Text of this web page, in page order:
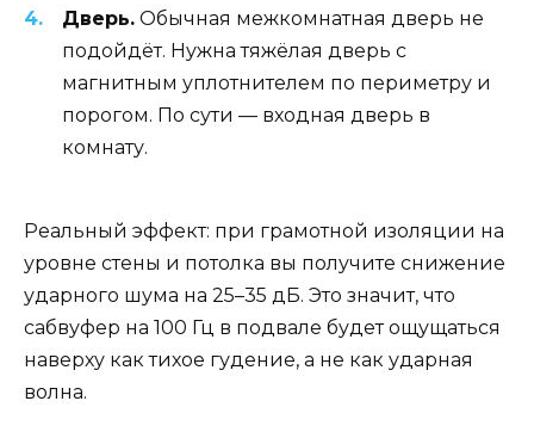
Дверь. Обычная межкомнатная дверь не
подойдёт. Нужна тяжёлая дверь с
магнитным уплотнителем по периметру и
порогом. По сути — входная дверь в
комнату.
Реальный эффект: при грамотной изоляции на
уровне стены и потолка вы получите снижение
ударного шума на 25–35 дБ. Это значит, что
сабвуфер на 100 Гц в подвале будет ощущаться
наверху как тихое гудение, а не как ударная
волна.